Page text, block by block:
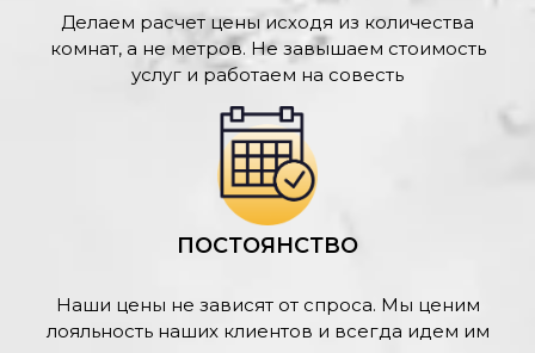
Делаем расчет цены исходя из количества
комнат, а не метров. Не завышаем стоимость
услуг и работаем на совесть
ПОСТОЯНСТВО
Наши цены не зависят от спроса. Мы ценим
лояльность наших клиентов и всегда идем им